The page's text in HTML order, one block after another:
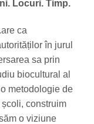
Locuri. Timp.
ca
în jurul
sa prin
biocultural al
metodologie de
construim
o viziune